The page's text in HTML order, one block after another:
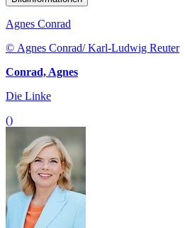
Agnes Conrad
© Agnes Conrad/ Karl-Ludwig Reuter
Conrad, Agnes
Die Linke
()